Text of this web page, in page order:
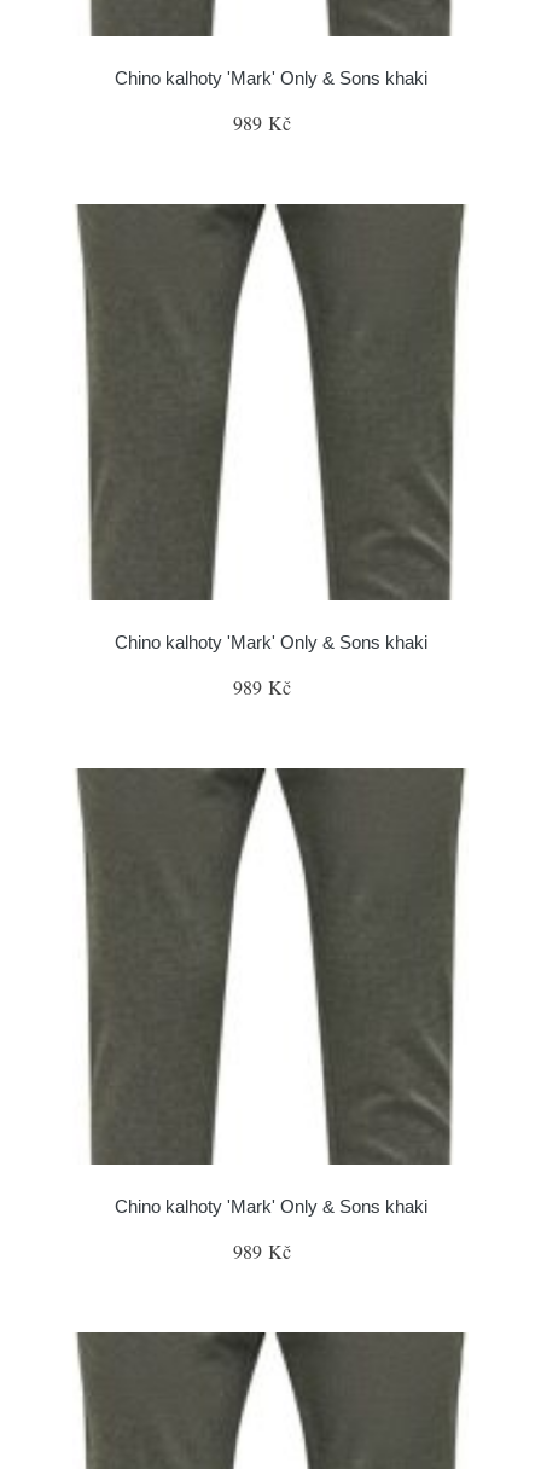
Chino kalhoty 'Mark' Only & Sons khaki
989 Kč
Chino kalhoty 'Mark' Only & Sons khaki
989 Kč
Chino kalhoty 'Mark' Only & Sons khaki
989 Kč